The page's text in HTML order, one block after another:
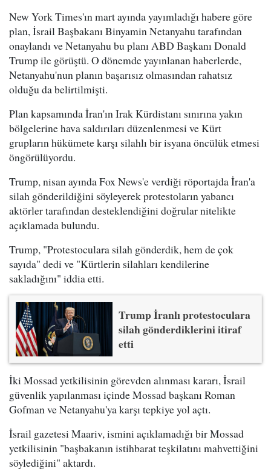
New York Times'ın mart ayında yayımladığı habere göre
plan, İsrail Başbakanı Binyamin Netanyahu tarafından
onaylandı ve Netanyahu bu planı ABD Başkanı Donald
Trump ile görüştü. O dönemde yayınlanan haberlerde,
Netanyahu'nun planın başarısız olmasından rahatsız
olduğu da belirtilmişti.
Plan kapsamında İran'ın Irak Kürdistanı sınırına yakın
bölgelerine hava saldırıları düzenlenmesi ve Kürt
grupların hükümete karşı silahlı bir isyana öncülük etmesi
öngörülüyordu.
Trump, nisan ayında Fox News'e verdiği röportajda İran'a
silah gönderildiğini söyleyerek protestoların yabancı
aktörler tarafından desteklendiğini doğrular nitelikte
açıklamada bulundu.
Trump, "Protestoculara silah gönderdik, hem de çok
sayıda" dedi ve "Kürtlerin silahları kendilerine
sakladığını" iddia etti.
Trump İranlı protestoculara
silah gönderdiklerini itiraf
etti
İki Mossad yetkilisinin görevden alınması kararı, İsrail
güvenlik yapılanması içinde Mossad başkanı Roman
Gofman ve Netanyahu'ya karşı tepkiye yol açtı.
İsrail gazetesi Maariv, ismini açıklamadığı bir Mossad
yetkilisinin "başbakanın istihbarat teşkilatını mahvettiğini
söylediğini" aktardı.